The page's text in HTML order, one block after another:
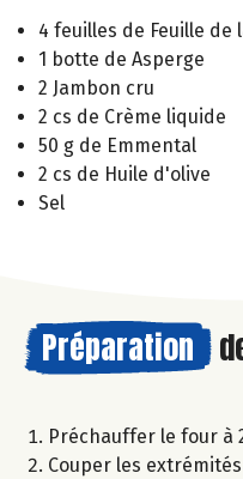
4 feuilles de Feuille de
1 botte de Asperge
2 Jambon cru
2 cs de Crème liquide
50 g de Emmental
2 cs de Huile d'olive
Sel
Préparation
Préchauffer le four à
Couper les